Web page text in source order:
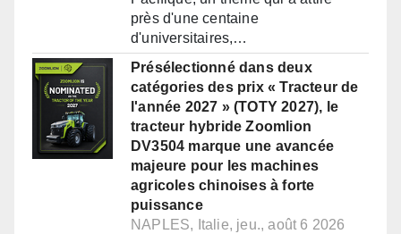
près d'une centaine
d'universitaires,…
Présélectionné dans deux
catégories des prix « Tracteur de
l'année 2027 » (TOTY 2027), le
tracteur hybride Zoomlion
DV3504 marque une avancée
majeure pour les machines
agricoles chinoises à forte
puissance
NAPLES, Italie, jeu., août 6 2026